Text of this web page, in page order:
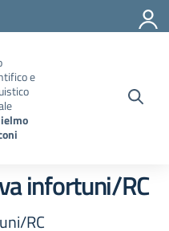
e
infortuni/RC
RC